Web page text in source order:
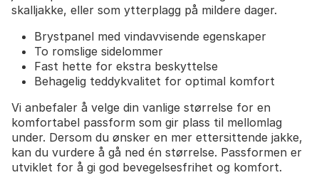
skalljakke, eller som ytterplagg på mildere dager.
Brystpanel med vindavvisende egenskaper
To romslige sidelommer
Fast hette for ekstra beskyttelse
Behagelig teddykvalitet for optimal komfort
Vi anbefaler å velge din vanlige størrelse for en
komfortabel passform som gir plass til mellomlag
under. Dersom du ønsker en mer ettersittende jakke,
kan du vurdere å gå ned én størrelse. Passformen er
utviklet for å gi god bevegelsesfrihet og komfort.